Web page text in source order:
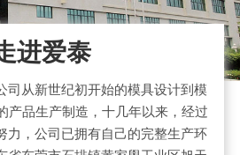
进爱泰
司从新世纪初开始的模具设计到模
产品生产制造，十几年以来，经过
力，公司已拥有自己的完整生产环